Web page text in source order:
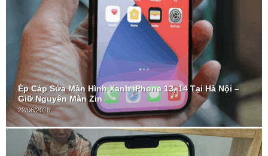
Ép Cáp Sửa Màn Hình Xanh iPhone 13, 14 Tại Hà Nội –
Giữ Nguyên Màn Zin
22/06/2026